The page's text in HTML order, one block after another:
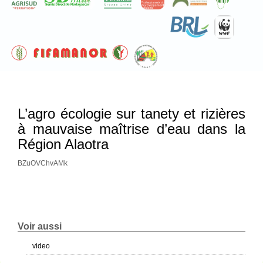
L’agro écologie sur tanety et rizières
à mauvaise maîtrise d’eau dans la
Région Alaotra
BZuOVChvAMk
Voir aussi
video